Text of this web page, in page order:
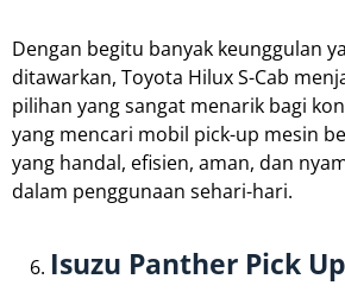
Dengan begitu banyak keunggulan
ditawarkan, Toyota Hilux S-Cab
pilihan yang sangat menarik bagi
yang mencari mobil pick-up mesin
yang handal, efisien, aman, dan
dalam penggunaan sehari-hari.
Isuzu Panther Pick Up